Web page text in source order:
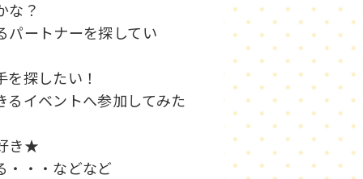
な？
パートナーを探してい
を探したい！
イベントへ参加してみた
き★
・・・などなど